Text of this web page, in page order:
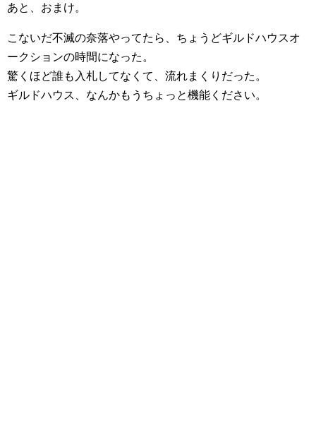
あと、おまけ。
こないだ不滅の奈落やってたら、ちょうどギルドハウスオ
ークションの時間になった。
驚くほど誰も入札してなくて、流れまくりだった。
ギルドハウス、なんかもうちょっと機能ください。